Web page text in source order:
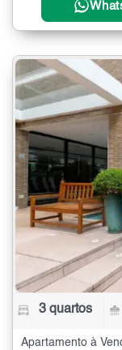
3 quartos